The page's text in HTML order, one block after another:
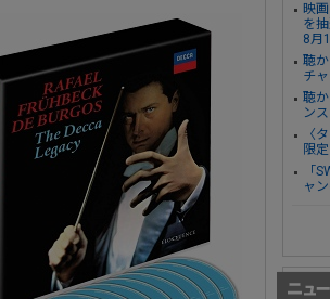
映
を
8月
聴
チ
聴
ン
〈
限
「
ャ